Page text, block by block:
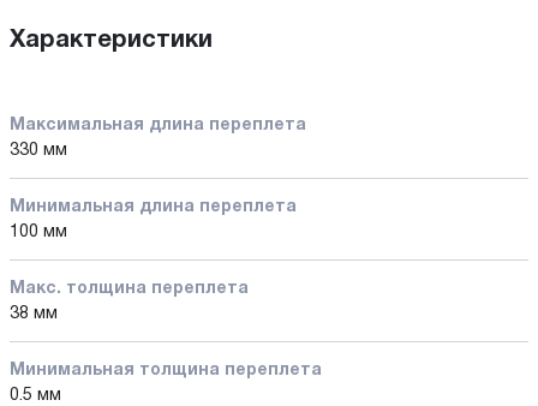
Характеристики
Максимальная длина переплета
330 мм
Минимальная длина переплета
100 мм
Макс. толщина переплета
38 мм
Минимальная толщина переплета
0.5 мм